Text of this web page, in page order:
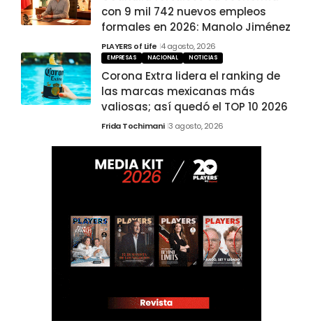
con 9 mil 742 nuevos empleos
formales en 2026: Manolo Jiménez
PLAYERS of Life 4 agosto, 2026
EMPRESAS NACIONAL NOTICIAS
Corona Extra lidera el ranking de
las marcas mexicanas más
valiosas; así quedó el TOP 10 2026
Frida Tochimani 3 agosto, 2026